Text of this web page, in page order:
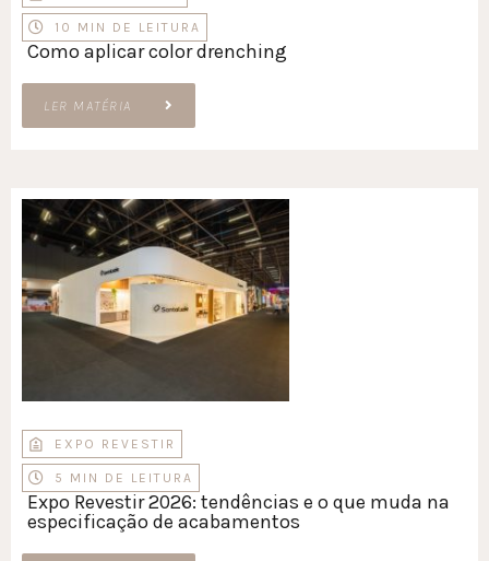
10 MIN DE LEITURA
Como aplicar color drenching
LER MATÉRIA
EXPO REVESTIR
5 MIN DE LEITURA
Expo Revestir 2026: tendências e o que muda na
especificação de acabamentos